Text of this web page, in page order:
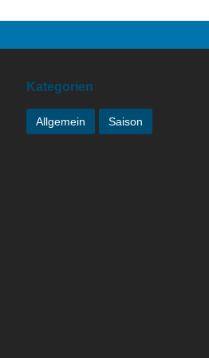
Kategorien
Allgemein Saison